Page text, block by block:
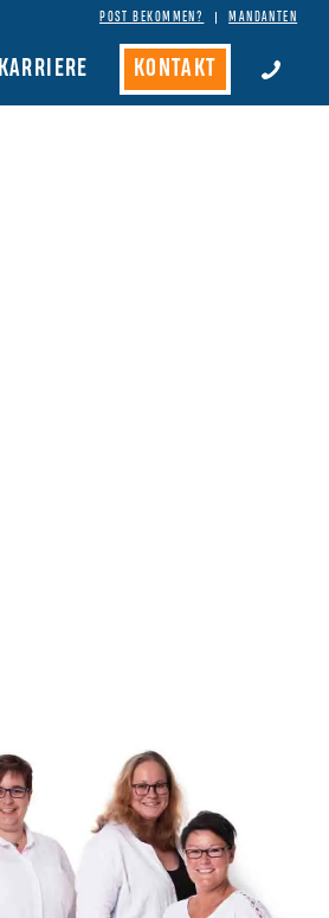
POST BEKOMMEN? MANDANTEN
KARRIERE KONTAKT